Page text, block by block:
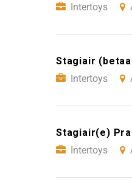
Intertoys
Stagiair
Intertoys
Stagiair(e)
Intertoys